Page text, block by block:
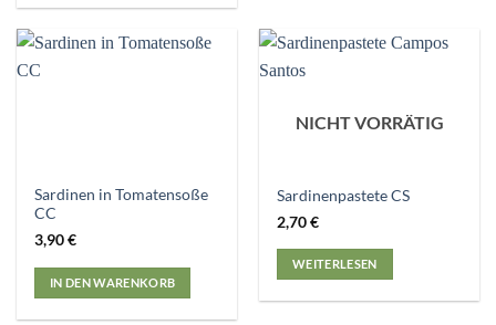
Sardinen in Tomatensoße
CC
3,90€
IN DEN WARENKORB
NICHT VORRÄTIG
Sardinenpastete CS
2,70€
WEITERLESEN